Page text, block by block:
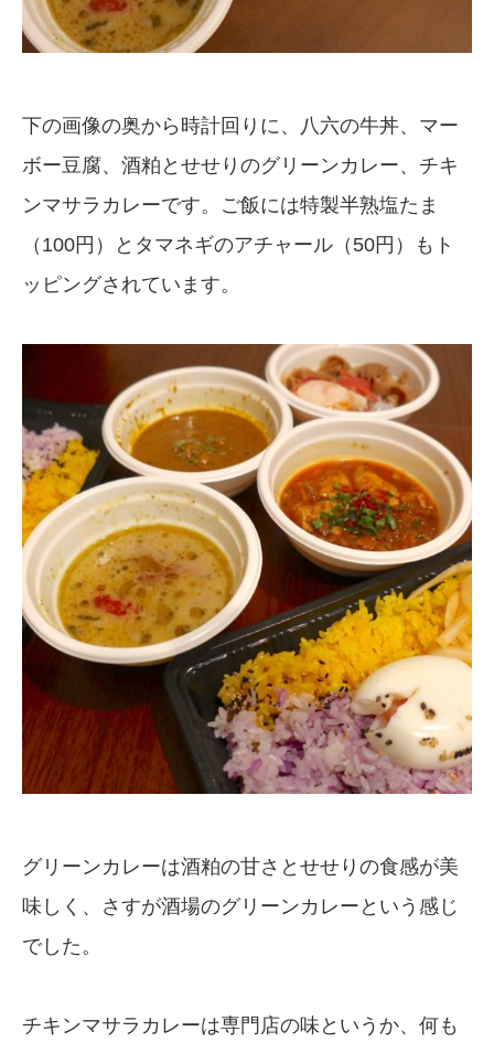
下の画像の奥から時計回りに、八六の牛丼、マー
ボー豆腐、酒粕とせせりのグリーンカレー、チキ
ンマサラカレーです。ご飯には特製半熟塩たま
（100円）とタマネギのアチャール（50円）もト
ッピングされています。
グリーンカレーは酒粕の甘さとせせりの食感が美
味しく、さすが酒場のグリーンカレーという感じ
でした。
チキンマサラカレーは専門店の味というか、何も